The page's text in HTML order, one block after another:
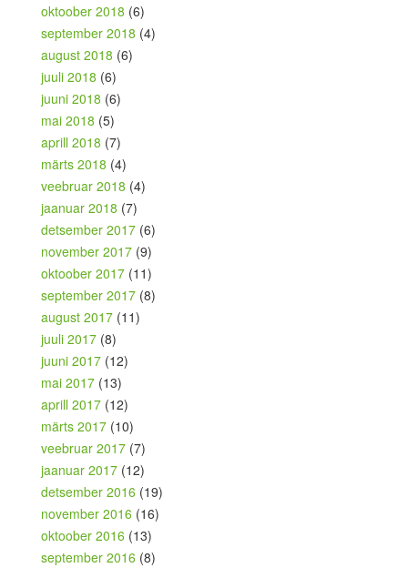
oktoober 2018 (6)
september 2018 (4)
august 2018 (6)
juuli 2018 (6)
juuni 2018 (6)
mai 2018 (5)
aprill 2018 (7)
märts 2018 (4)
veebruar 2018 (4)
jaanuar 2018 (7)
detsember 2017 (6)
november 2017 (9)
oktoober 2017 (11)
september 2017 (8)
august 2017 (11)
juuli 2017 (8)
juuni 2017 (12)
mai 2017 (13)
aprill 2017 (12)
märts 2017 (10)
veebruar 2017 (7)
jaanuar 2017 (12)
detsember 2016 (19)
november 2016 (16)
oktoober 2016 (13)
september 2016 (8)